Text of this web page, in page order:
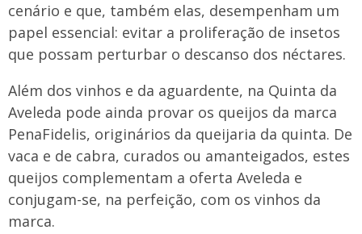
cenário e que, também elas, desempenham um
papel essencial: evitar a proliferação de insetos
que possam perturbar o descanso dos néctares.
Além dos vinhos e da aguardente, na Quinta da
Aveleda pode ainda provar os queijos da marca
PenaFidelis, originários da queijaria da quinta. De
vaca e de cabra, curados ou amanteigados, estes
queijos complementam a oferta Aveleda e
conjugam-se, na perfeição, com os vinhos da
marca.